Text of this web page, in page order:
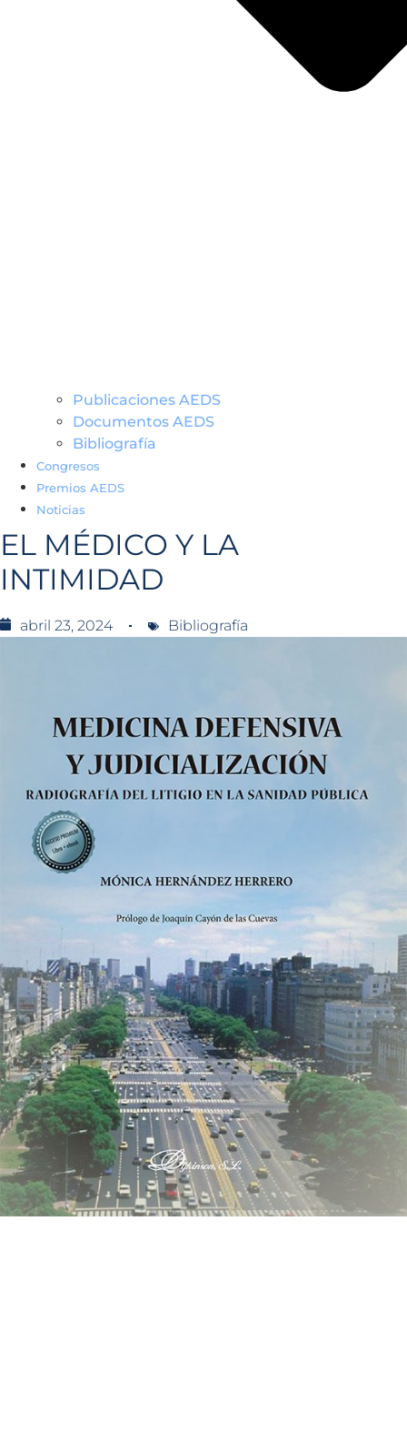
Publicaciones AEDS
Documentos AEDS
Bibliografía
Congresos
Premios AEDS
Noticias
EL MÉDICO Y LA
INTIMIDAD
abril 23, 2024 Bibliografía